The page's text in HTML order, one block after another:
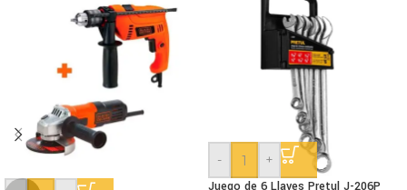
-
+
Juego de 6 Llaves Pretul J-206P